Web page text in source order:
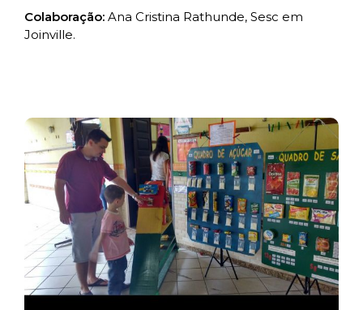
Colaboração: Ana Cristina Rathunde, Sesc em
Joinville.